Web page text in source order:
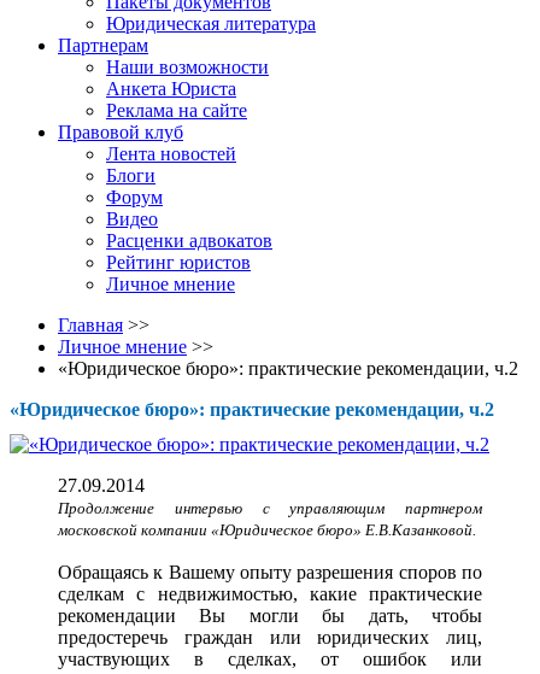
Юридическая литература
Партнерам
Наши возможности
Анкета Юриста
Реклама на сайте
Правовой клуб
Лента новостей
Блоги
Форум
Видео
Расценки адвокатов
Рейтинг юристов
Личное мнение
Главная >>
Личное мнение >>
«Юридическое бюро»: практические рекомендации, ч.2
«Юридическое бюро»: практические рекомендации, ч.2
27.09.2014
Продолжение интервью с управляющим партнером
московской компании «Юридическое бюро» Е.В.Казанковой.
Обращаясь к Вашему опыту разрешения споров по
сделкам с недвижимостью, какие практические
рекомендации Вы могли бы дать, чтобы
предостеречь граждан или юридических лиц,
участвующих в сделках, от ошибок или